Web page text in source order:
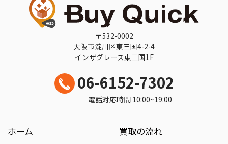
〒532-0002
大阪市淀川区東三国4-2-4
インザグレース東三国1F
06-6152-7302
電話対応時間 10:00~19:00
ホーム
買取の流れ